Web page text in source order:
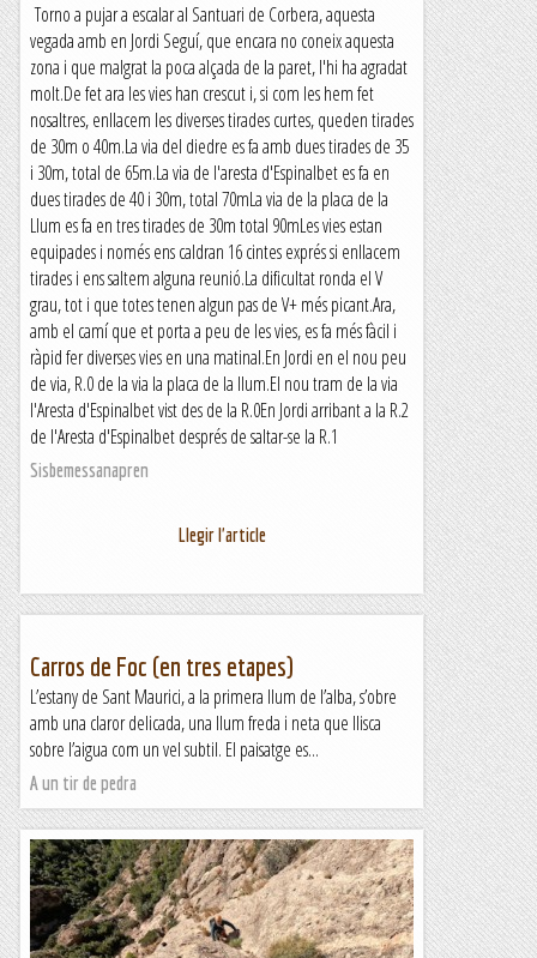
Torno a pujar a escalar al Santuari de Corbera, aquesta
vegada amb en Jordi Seguí, que encara no coneix aquesta
zona i que malgrat la poca alçada de la paret, l'hi ha agradat
molt.De fet ara les vies han crescut i, si com les hem fet
nosaltres, enllacem les diverses tirades curtes, queden tirades
de 30m o 40m.La via del diedre es fa amb dues tirades de 35
i 30m, total de 65m.La via de l'aresta d'Espinalbet es fa en
dues tirades de 40 i 30m, total 70mLa via de la placa de la
Llum es fa en tres tirades de 30m total 90mLes vies estan
equipades i només ens caldran 16 cintes exprés si enllacem
tirades i ens saltem alguna reunió.La dificultat ronda el V
grau, tot i que totes tenen algun pas de V+ més picant.Ara,
amb el camí que et porta a peu de les vies, es fa més fàcil i
ràpid fer diverses vies en una matinal.En Jordi en el nou peu
de via, R.0 de la via la placa de la llum.El nou tram de la via
l'Aresta d'Espinalbet vist des de la R.0En Jordi arribant a la R.2
de l'Aresta d'Espinalbet després de saltar-se la R.1
Sisbemessanapren
Llegir l'article
Carros de Foc (en tres etapes)
L’estany de Sant Maurici, a la primera llum de l’alba, s’obre
amb una claror delicada, una llum freda i neta que llisca
sobre l’aigua com un vel subtil. El paisatge es...
A un tir de pedra